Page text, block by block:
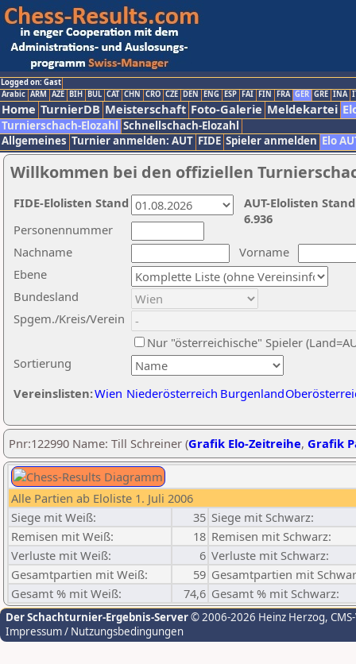
Logged on: Gast
Arabic ARM AZE BIH BUL CAT CHN CRO CZE DEN ENG ESP FAI FIN FRA GER GRE INA
Home TurnierDB Meisterschaft Foto-Galerie Meldekartei
Turnierschach-Elozahl Schnellschach-Elozahl
Allgemeines Turnier anmelden: AUT FIDE Spieler anmelden Elo
Willkommen bei den offiziellen
Nachname
Vorname
Ebene
Sortierung
Personennummer
Bundesland
Spgem./Kreis/Verein
Nur "österreichische" Spieler
Vereinslisten:Wien Niederösterreich Burgenland
AUT-Elolisten
6.936
FIDE-Elolisten Stand
Pnr:122990 Name: Till Schreiner (Grafik Elo-Zeitreihe, Grafik
Alle Partien ab Eloliste 1. Juli 2006
Siege mit Weiß:
35 Siege mit Schwarz:
Remisen mit Weiß:
18 Remisen mit Schwarz:
Verluste mit Weiß:
6 Verluste mit Schwarz:
Gesamtpartien mit Weiß:
59 Gesamtpartien mit
Gesamt % mit Weiß:
74,6 Gesamt % mit Schwarz:
Der Schachturnier-Ergebnis-Server© 2006-2026 Heinz Herzog,
Impressum / Nutzungsbedingungen